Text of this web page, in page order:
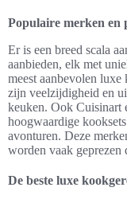
Populaire merken en
Er is een breed scala
aanbieden, elk met
meest aanbevolen
zijn veelzijdigheid en
keuken. Ook Cuisinart
hoogwaardige
avonturen. Deze
worden vaak geprezen
De beste luxe